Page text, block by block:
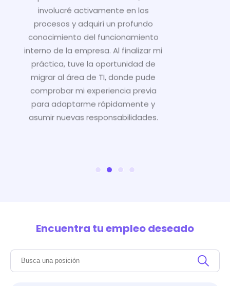
involucré activamente en los
procesos y adquirí un profundo
conocimiento del funcionamiento
interno de la empresa. Al finalizar mi
práctica, tuve la oportunidad de
migrar al área de TI, donde pude
comprobar mi experiencia previa
para adaptarme rápidamente y
asumir nuevas responsabilidades.
Encuentra tu empleo deseado